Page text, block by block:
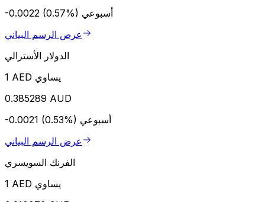
-0.0022 (0.57%) أسبوعي
عرض الرسم البياني
الدولار الأسترالي
1 AED يساوي
0.385289 AUD
-0.0021 (0.53%) أسبوعي
عرض الرسم البياني
الفرنك السويسري
1 AED يساوي